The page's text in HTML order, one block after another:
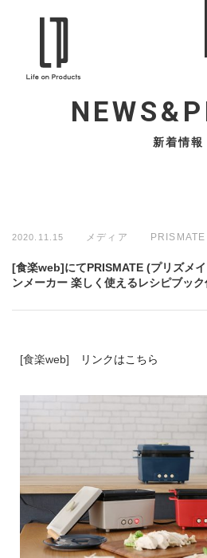
新着情報
2020.11.15 メディア PRISMATE
[食楽web]にてPRISMATE (プリズメ
ンメーカー 楽しく使えるレシピブック
[食楽web] リンクはこちら